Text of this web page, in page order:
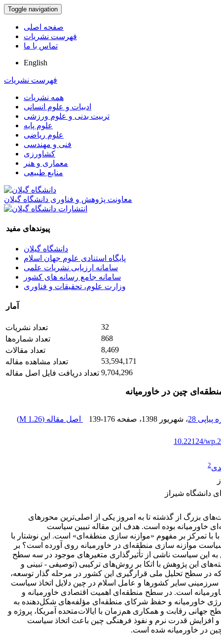
Toggle navigation
صفحه اصلی
فهرست نشریات
تماس با ما
English
فهرست نشریات
همه نشریات
ادبیات و علوم انسانی
تربیت بدنی و علوم ورزشی
علوم پایه
علوم ریاضی
فنی و مهندسی
کشاورزی
معماری و هنر
منابع طبیعی
معاونت پژوهش و فناوری دانشگاه گیلان
پیوندهای مفید
دانشگاه گیلان
پایگاه استنادی علوم جهان اسلام
سامانه ارزیابی نشریات علمی
سامانه جامع رسانه های کشور
وزارت علوم، تحقیقات و فناوری
آمار
تعداد نشریات
32
تعداد شماره‌ها
868
تعداد مقالات
8,469
تعداد مشاهده مقاله
53,594,171
تعداد دریافت فایل اصل مقاله 9,704,296
چین در خاورمیانه
، شهریور 1398 ، صفحه 139-176 اصل مقاله (1.26 M
)
10.22124/
2
دانشگاه شیراز
بزرگ از گذشته تا به امروز یکی از اصلی‌ترین محورهای
خاورمیانه بوده است. هدف این مقاله تبیین سیاست
با تمرکز بر مفهوم‌ «موازنه سازی منطقه‌ای» است. این نوشتار با
موازنه سازی منطقه‌ای در خاورمیانه روی آورده است؟ بر
این سیاست ناشی از تأثیرگذاری متغیرهای موجود در سه سطح
این پژوهش با اتکا بر روش‌های ترکیبی (توصیفی - تبینی و
در سطح تحلیل ملی قرارگیری این کشور در مرحله گذار توسعه،
سایر کشورها و عامل اسلام در چین دلایل اتخاذ سیاست
است. در سطح منطقه‌ای اهمیت اقتصادی خاورمیانه و
انرژی خاورمیانه و حفظ شرکای منطقه‌ای مؤلفه‌های شکل‌دهنده به
رقابت و همکاری هم‌زمان با ایالات‌متحده آمریکا، پروژه و
و افزایش قدرت نرم و نفوذ فرهنگی چین باعث اتخاذ سیاست
در خاورمیانه شده است.